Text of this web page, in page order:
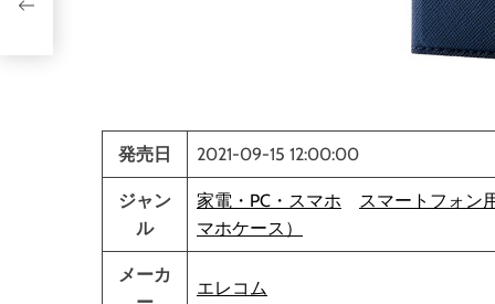
発売日 2021-09-15 12:00:00
ジャン
ル
家電・PC・スマホ
スマートフォン
マホケース）
メーカ
エレコム